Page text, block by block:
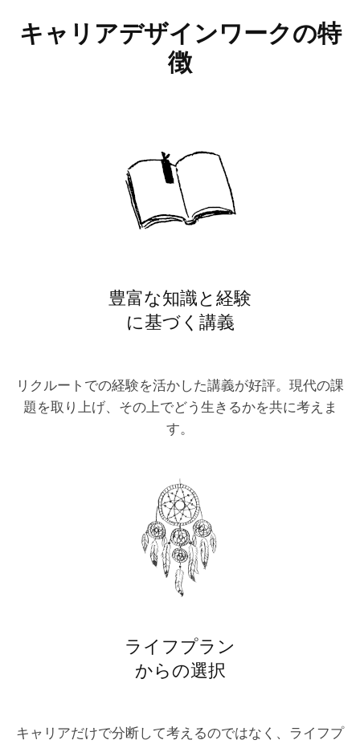
キャリアデザインワークの特
徴
豊富な知識と経験
に基づく講義
リクルートでの経験を活かした講義が好評。現代の課
題を取り上げ、その上でどう生きるかを共に考えま
す。
ライフプラン
からの選択
キャリアだけで分断して考えるのではなく、ライフプ